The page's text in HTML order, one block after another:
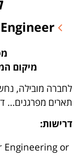
מיקום
לחברה מובילה,
תארים מפרגנים...
דרישות:
Engineering or